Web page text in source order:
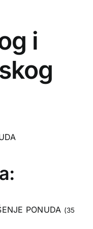
i
PONUDA (35